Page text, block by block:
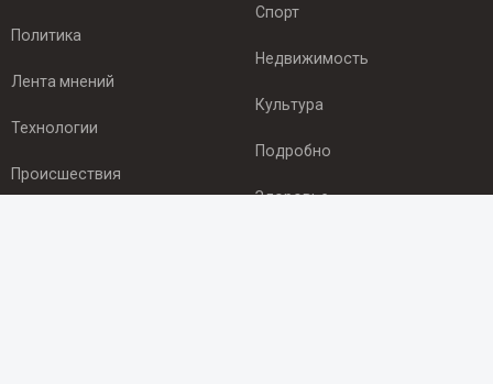
Политика
Лента мнений
Технологии
Происшествия
Спорт
Недвижимость
Культура
Подробно
Здоровье